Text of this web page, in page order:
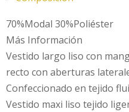
cantidad
70%Modal 30%Poliéster
Más Información
Vestido largo liso con
recto con aberturas
Confeccionado en tejido
Vestido maxi liso tejido